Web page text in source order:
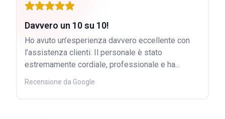
Davvero un 10 su 10!
Ho avuto un’esperienza davvero eccellente con
l’assistenza clienti. Il personale è stato
estremamente cordiale, professionale e ha...
Recensione da Google